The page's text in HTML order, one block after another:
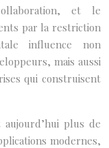
et le
par la restriction
influence non
mais aussi
qui construisent
plus de
modernes,